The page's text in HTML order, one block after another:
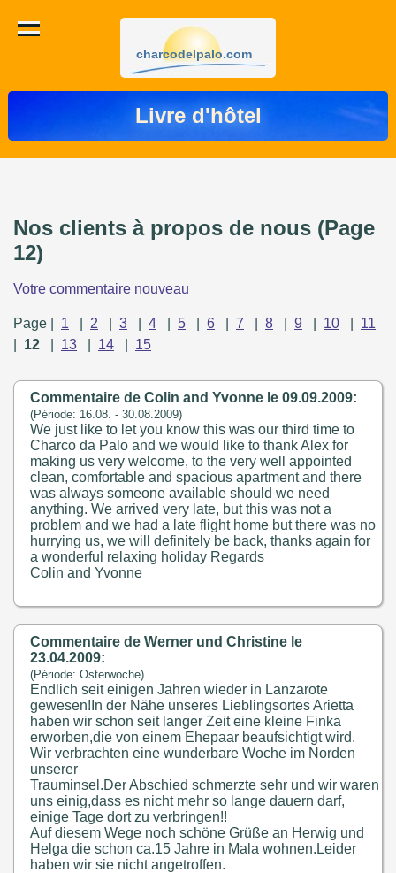
charcodelpalo.com
Livre d'hôtel
Nos clients à propos de nous (Page
12)
Votre commentaire nouveau
Page | 1 2 3 4 5 6 7 8 9 10
11
12 13 14 15
Commentaire de Colin and Yvonne le 09.09.2009:
(Période: 16.08. - 30.08.2009)
We just like to let you know this was our third time to
Charco da Palo and we would like to thank Alex for
making us very welcome, to the very well appointed
clean, comfortable and spacious apartment and there
was always someone available should we need
anything. We arrived very late, but this was not a
problem and we had a late flight home but there was no
hurrying us, we will definitely be back, thanks again for
a wonderful relaxing holiday Regards
Colin and Yvonne
Commentaire de Werner und Christine le
23.04.2009:
(Période: Osterwoche)
Endlich seit einigen Jahren wieder in Lanzarote
gewesen!In der Nähe unseres Lieblingsortes Arietta
haben wir schon seit langer Zeit eine kleine Finka
erworben,die von einem Ehepaar beaufsichtigt wird.
Wir verbrachten eine wunderbare Woche im Norden
unserer
Trauminsel.Der Abschied schmerzte sehr und wir waren
uns einig,dass es nicht mehr so lange dauern darf,
einige Tage dort zu verbringen!!
Auf diesem Wege noch schöne Grüße an Herwig und
Helga die schon ca.15 Jahre in Mala wohnen.Leider
haben wir sie nicht angetroffen.